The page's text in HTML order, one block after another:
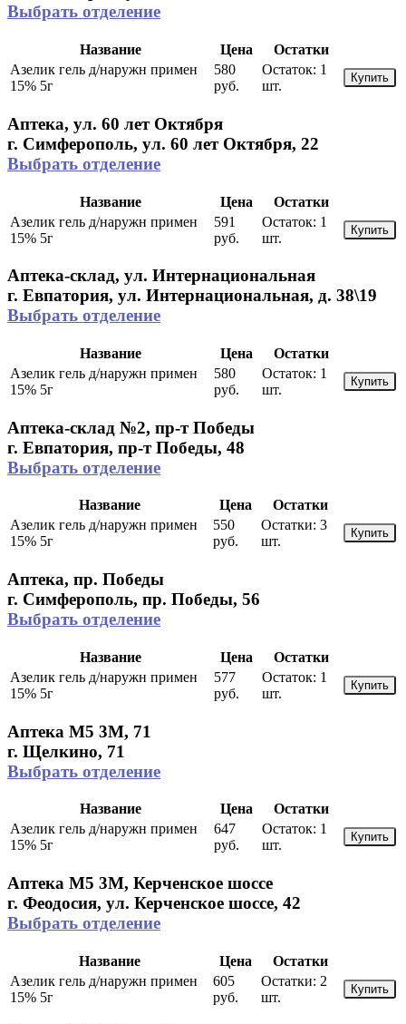
Выбрать отделение
Название Цена
Остатки
Азелик гель д/наружн примен
15% 5г
580
руб.
Остаток: 1
шт.
Купить
Аптека, ул. 60 лет Октября
г. Симферополь, ул. 60 лет Октября, 22
Выбрать отделение
Название Цена
Остатки
Азелик гель д/наружн примен
15% 5г
591
руб.
Остаток: 1
шт.
Купить
Аптека-склад, ул. Интернациональная
г. Евпатория, ул. Интернациональная, д. 38\19
Выбрать отделение
Название Цена
Остатки
Азелик гель д/наружн примен
15% 5г
580
руб.
Остаток: 1
шт.
Купить
Аптека-склад №2, пр-т Победы
г. Евпатория, пр-т Победы, 48
Выбрать отделение
Название Цена
Остатки
Азелик гель д/наружн примен
15% 5г
550
руб.
Остатки: 3
шт.
Купить
Аптека, пр. Победы
г. Симферополь, пр. Победы, 56
Выбрать отделение
Название Цена
Остатки
Азелик гель д/наружн примен
15% 5г
577
руб.
Остаток: 1
шт.
Купить
Аптека М5 3М, 71
г. Щелкино, 71
Выбрать отделение
Название Цена
Остатки
Азелик гель д/наружн примен
15% 5г
647
руб.
Остаток: 1
шт.
Купить
Аптека М5 3М, Керченское шоссе
г. Феодосия, ул. Керченское шоссе, 42
Выбрать отделение
Название Цена
Остатки
Азелик гель д/наружн примен
15% 5г
605
руб.
Остатки: 2
шт.
Купить